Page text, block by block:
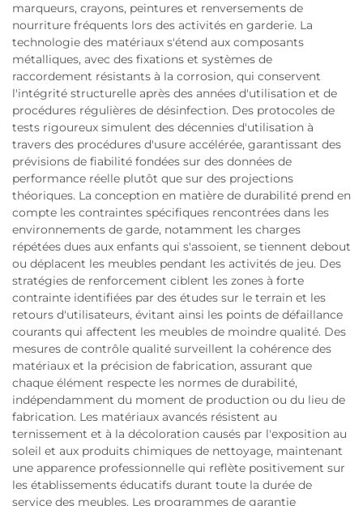
marqueurs, crayons, peintures et renversements de
nourriture fréquents lors des activités en garderie. La
technologie des matériaux s'étend aux composants
métalliques, avec des fixations et systèmes de
raccordement résistants à la corrosion, qui conservent
l'intégrité structurelle après des années d'utilisation et de
procédures régulières de désinfection. Des protocoles de
tests rigoureux simulent des décennies d'utilisation à
travers des procédures d'usure accélérée, garantissant des
prévisions de fiabilité fondées sur des données de
performance réelle plutôt que sur des projections
théoriques. La conception en matière de durabilité prend en
compte les contraintes spécifiques rencontrées dans les
environnements de garde, notamment les charges
répétées dues aux enfants qui s'assoient, se tiennent debout
ou déplacent les meubles pendant les activités de jeu. Des
stratégies de renforcement ciblent les zones à forte
contrainte identifiées par des études sur le terrain et les
retours d'utilisateurs, évitant ainsi les points de défaillance
courants qui affectent les meubles de moindre qualité. Des
mesures de contrôle qualité surveillent la cohérence des
matériaux et la précision de fabrication, assurant que
chaque élément respecte les normes de durabilité,
indépendamment du moment de production ou du lieu de
fabrication. Les matériaux avancés résistent au
ternissement et à la décoloration causés par l'exposition au
soleil et aux produits chimiques de nettoyage, maintenant
une apparence professionnelle qui reflète positivement sur
les établissements éducatifs durant toute la durée de
service des meubles. Les programmes de garantie